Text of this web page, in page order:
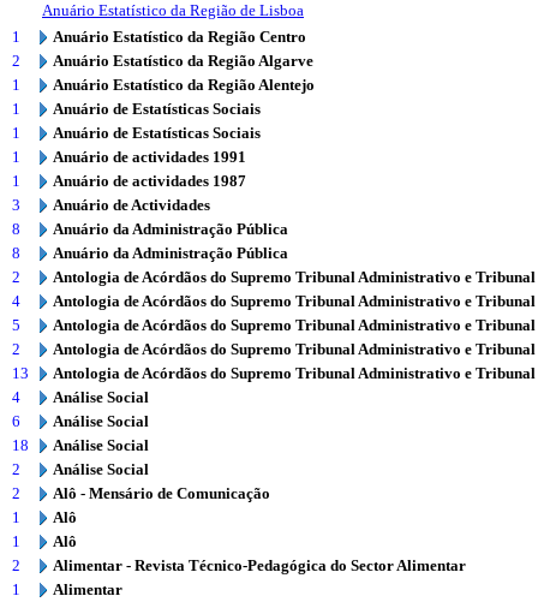
Anuário Estatístico da Região de Lisboa
1
Anuário Estatístico da Região Centro
2
Anuário Estatístico da Região Algarve
1
Anuário Estatístico da Região Alentejo
1
Anuário de Estatísticas Sociais
1
Anuário de Estatísticas Sociais
1
Anuário de actividades 1991
1
Anuário de actividades 1987
3
Anuário de Actividades
8
Anuário da Administração Pública
8
Anuário da Administração Pública
2
Antologia de Acórdãos do Supremo Tribunal Administrativo e
4
Antologia de Acórdãos do Supremo Tribunal Administrativo e
5
Antologia de Acórdãos do Supremo Tribunal Administrativo e
2
Antologia de Acórdãos do Supremo Tribunal Administrativo e
13
Antologia de Acórdãos do Supremo Tribunal Administrativo e
4
Análise Social
6
Análise Social
18
Análise Social
2
Análise Social
2
Alô - Mensário de Comunicação
1
Alô
1
Alô
2
Alimentar - Revista Técnico-Pedagógica do Sector Alimentar
1
Alimentar